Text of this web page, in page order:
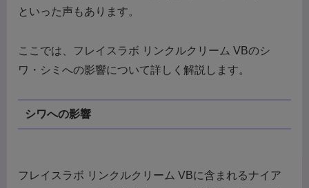
といった声もあります。
ここでは、フレイスラボ リンクルクリーム VBのシ
ワ・シミへの影響について詳しく解説します。
シワへの影響
フレイスラボ リンクルクリーム VBに含まれるナイア